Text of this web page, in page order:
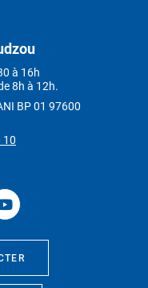
à 16h
8h à 12h.
BP 01 97600
10